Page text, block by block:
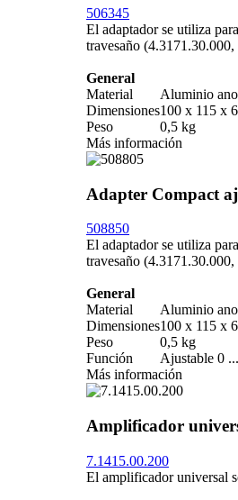
506345
El adaptador se utiliza
travesaño
General
Material
Aluminio
Dimensiones100 x 115 x
Peso
0,5 kg
Más información
Adapter Compact
508850
El adaptador se utiliza
travesaño
General
Material
Aluminio
Dimensiones100 x 115 x
Peso
0,5 kg
Función
Ajustable 0
Más información
Amplificador
7.1415.00.200
El amplificador universal